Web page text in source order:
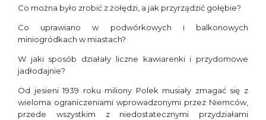
Co można było zrobić z żołędzi, a jak przyrządzić gołębie?
Co uprawiano w podwórkowych i balkonowych
miniogródkach w miastach?
W jaki sposób działały liczne kawiarenki i przydomowe
jadłodajnie?
Od jesieni 1939 roku miliony Polek musiały zmagać się z
wieloma ograniczeniami wprowadzonymi przez Niemców,
przede wszystkim z niedostatecznymi przydziałami